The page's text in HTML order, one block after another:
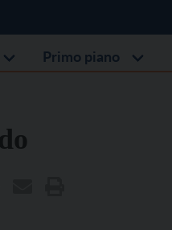
Primo piano